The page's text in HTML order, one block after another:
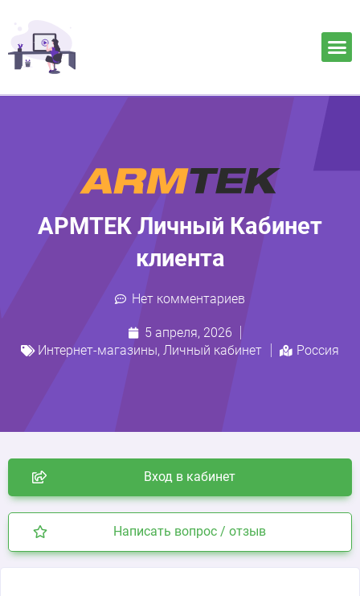
АРМТЕК Личный Кабинет
клиента
Нет комментариев
5 апреля, 2026
Интернет-магазины, Личный кабинет Россия
Вход в кабинет
Написать вопрос / отзыв